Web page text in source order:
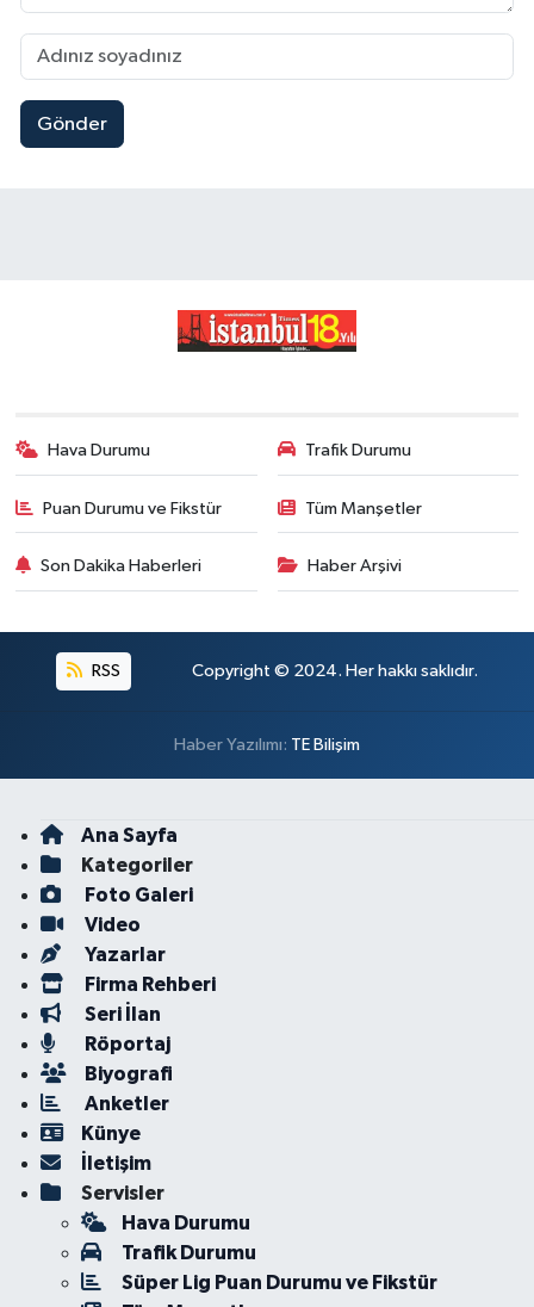
Gönder
Hava Durumu Trafik Durumu
Puan Durumu ve Fikstür Tüm Manşetler
Son Dakika Haberleri Haber Arşivi
RSS Copyright © 2024. Her hakkı saklıdır.
Haber Yazılımı: TE Bilişim
Ana Sayfa
Kategoriler
Foto Galeri
Video
Yazarlar
Firma Rehberi
Seri İlan
Röportaj
Biyografi
Anketler
Künye
İletişim
Servisler
Hava Durumu
Trafik Durumu
Süper Lig Puan Durumu ve Fikstür